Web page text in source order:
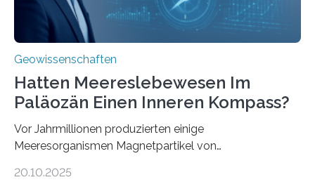
Geowissenschaften
Hatten Meereslebewesen Im
Paläozän Einen Inneren Kompass?
Vor Jahrmillionen produzierten einige
Meeresorganismen Magnetpartikel von
Sedimenten zu finden sind. Nun ist es einem
20.10.2025